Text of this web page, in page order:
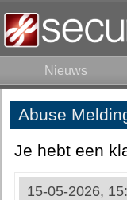
Nieuws
Abuse
Je hebt een
15-05-2026,